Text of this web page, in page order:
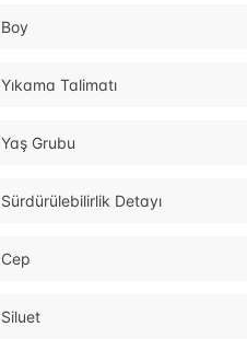
Boy
Yıkama Talimatı
Yaş Grubu
Sürdürülebilirlik Detayı
Cep
Siluet